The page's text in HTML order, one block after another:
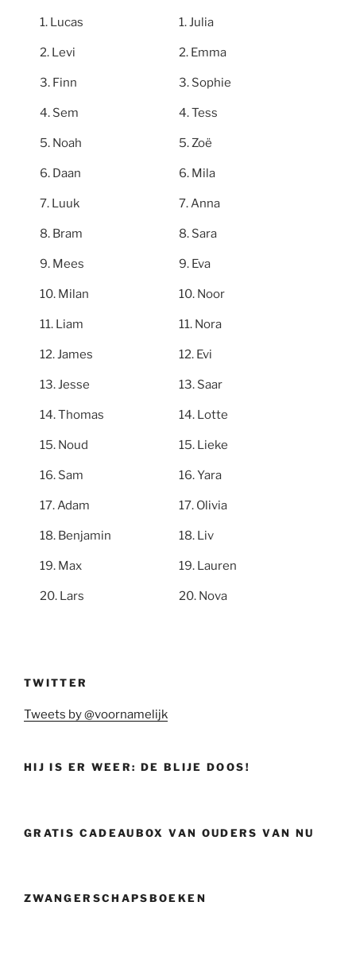
Lucas
Levi
Finn
Sem
Noah
Daan
Luuk
Bram
Mees
Milan
Liam
James
Jesse
Thomas
Noud
Sam
Adam
Benjamin
Max
Lars
Julia
Emma
Sophie
Tess
Zoë
Mila
Anna
Sara
Eva
Noor
Nora
Evi
Saar
Lotte
Lieke
Yara
Olivia
Liv
Lauren
Nova
TWITTER
Tweets by @voornamelijk
HIJ IS ER WEER: DE BLIJE DOOS!
GRATIS CADEAUBOX VAN OUDERS VAN NU
ZWANGERSCHAPSBOEKEN